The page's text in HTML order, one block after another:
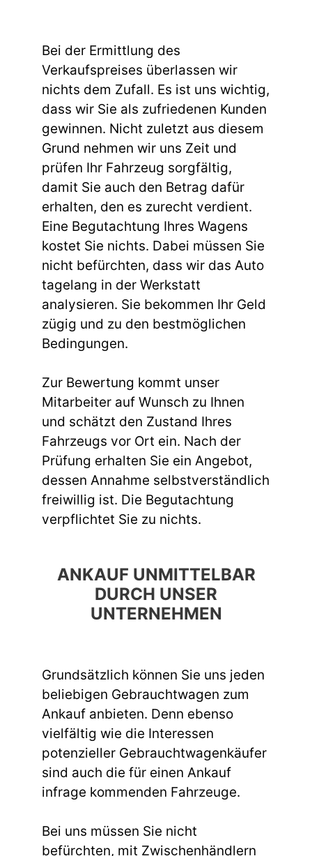
Bei der Ermittlung des
Verkaufspreises überlassen wir
nichts dem Zufall. Es ist uns wichtig,
dass wir Sie als zufriedenen Kunden
gewinnen. Nicht zuletzt aus diesem
Grund nehmen wir uns Zeit und
prüfen Ihr Fahrzeug sorgfältig,
damit Sie auch den Betrag dafür
erhalten, den es zurecht verdient.
Eine Begutachtung Ihres Wagens
kostet Sie nichts. Dabei müssen Sie
nicht befürchten, dass wir das Auto
tagelang in der Werkstatt
analysieren. Sie bekommen Ihr Geld
zügig und zu den bestmöglichen
Bedingungen.
Zur Bewertung kommt unser
Mitarbeiter auf Wunsch zu Ihnen
und schätzt den Zustand Ihres
Fahrzeugs vor Ort ein. Nach der
Prüfung erhalten Sie ein Angebot,
dessen Annahme selbstverständlich
freiwillig ist. Die Begutachtung
verpflichtet Sie zu nichts.
ANKAUF UNMITTELBAR
DURCH UNSER
UNTERNEHMEN
Grundsätzlich können Sie uns jeden
beliebigen Gebrauchtwagen zum
Ankauf anbieten. Denn ebenso
vielfältig wie die Interessen
potenzieller Gebrauchtwagenkäufer
sind auch die für einen Ankauf
infrage kommenden Fahrzeuge.
Bei uns müssen Sie nicht
befürchten, mit Zwischenhändlern